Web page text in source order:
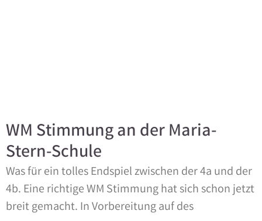
WM Stimmung an der Maria-
Stern-Schule
Was für ein tolles Endspiel zwischen der 4a und der
4b. Eine richtige WM Stimmung hat sich schon jetzt
breit gemacht. In Vorbereitung auf des